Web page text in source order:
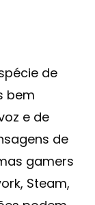
de
bem
e de
de
gamers
Steam,